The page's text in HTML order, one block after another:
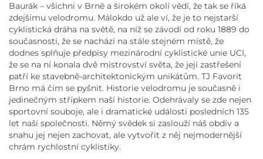
Baurák – všichni v Brně a širokém okolí vědí, že tak se říká
zdejšímu velodromu. Málokdo už ale ví, že je to nejstarší
cyklistická dráha na světě, na níž se závodí od roku 1889 do
současnosti, že se nachází na stále stejném místě, že
dodnes splňuje předpisy mezinárodní cyklistické unie UCI,
že se na ní konala dvě mistrovství světa, že její zastřešení
patří ke stavebně-architektonickým unikátům. TJ Favorit
Brno má čím se pyšnit. Historie velodromu je současně i
jedinečným střípkem naší historie. Odehrávaly se zde nejen
sportovní souboje, ale i dramatické události posledních 135
let naší společnosti. Němý svědek si zaslouží náš obdiv a
snahu jej nejen zachovat, ale vytvořit z něj nejmodernější
chrám rychlostní cyklistiky.